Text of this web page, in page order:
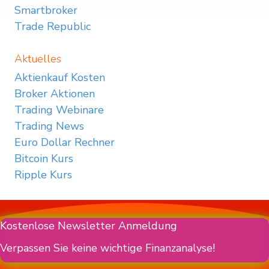
Smartbroker
Trade Republic
Aktuelles
Aktienkauf Kosten
Broker Aktionen
Trading Webinare
Trading News
Euro Dollar Rechner
Bitcoin Kurs
Ripple Kurs
Kostenlose Newsletter Anmeldung
Verpassen Sie keine wichtige Finanzanalyse!